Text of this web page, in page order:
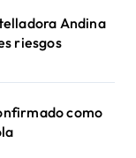
Andina
riesgos
como